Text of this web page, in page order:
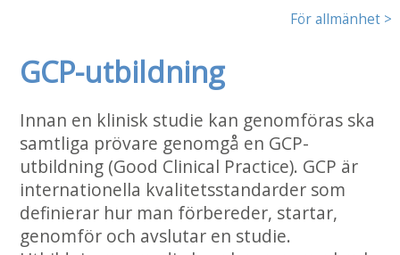
För allmänhet >
GCP-utbildning
Innan en klinisk studie kan genomföras ska
samtliga prövare genomgå en GCP-
utbildning (Good Clinical Practice). GCP är
internationella kvalitetsstandarder som
definierar hur man förbereder, startar,
genomför och avslutar en studie.